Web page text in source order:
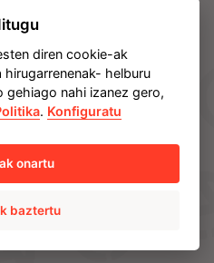
jasotzea
kendu
oinean dagoen
Barne Informazio Sistema
diren cookie-ak
helburu
gehiago nahi izanez gero,
. Konfiguratu
onartu
baztertu